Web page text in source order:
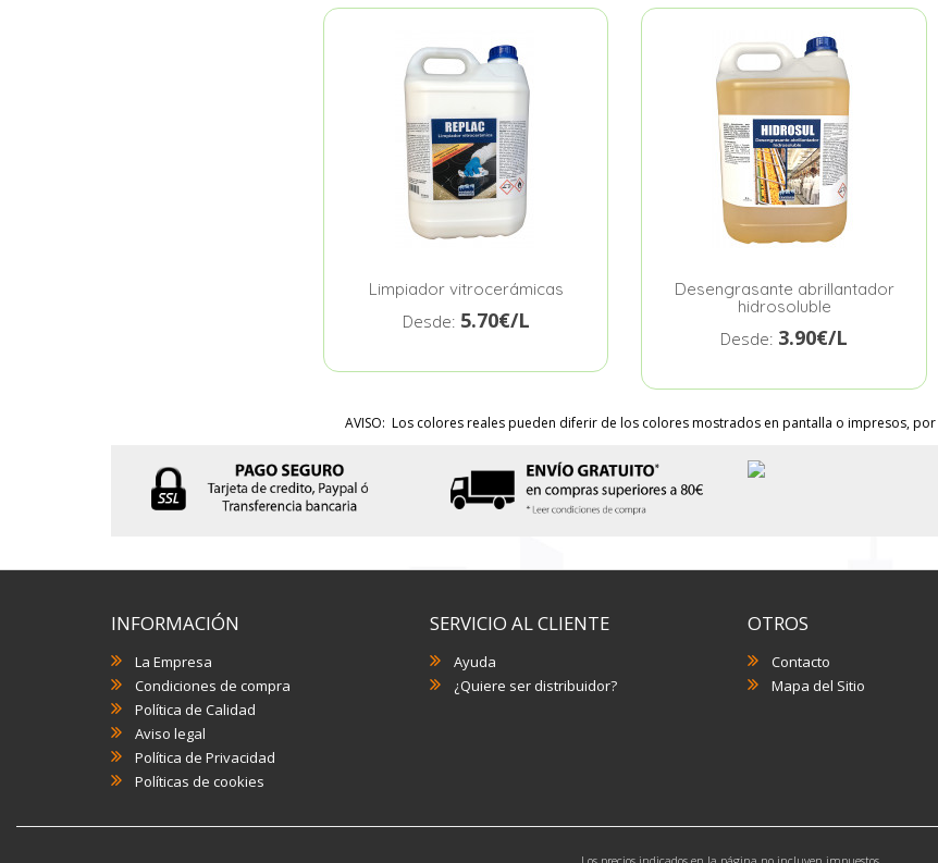
Limpiador vitrocerámicas
Desde: 5.70€/L
Desengrasante abrillantador
hidrosoluble
Desde: 3.90€/L
AVISO: Los colores reales pueden diferir de los colores mostrados en pantalla o impresos,
INFORMACIÓN
La Empresa
Condiciones de compra
Política de Calidad
Aviso legal
Política de Privacidad
Políticas de cookies
SERVICIO AL CLIENTE
Ayuda
¿Quiere ser distribuidor?
OTROS
Contacto
Mapa del Sitio